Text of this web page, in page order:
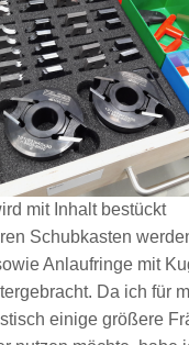
mit Inhalt bestückt
Schubkasten
Anlaufringe mit
Da ich für
einige größere